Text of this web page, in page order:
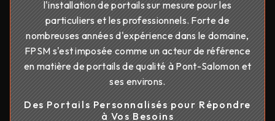
l'installation de portails sur mesure pour les
particuliers et les professionnels. Forte de
nombreuses années d'expérience dans le domaine,
FPSM s'est imposée comme un acteur de référence
en matière de portails de qualité à Pont-Salomon et
ses environs.
Des Portails Personnalisés pour Répondre
à Vos Besoins